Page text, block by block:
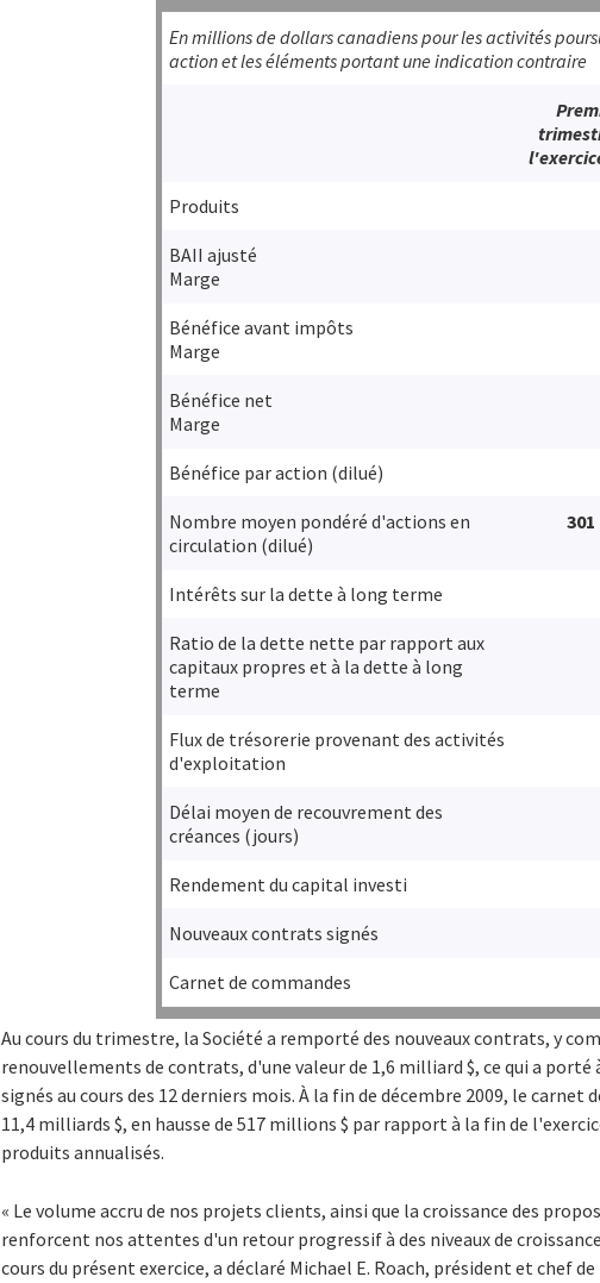
En millions de dollars canadiens pour les activités
action et les éléments portant une indication contraire
Produits
BAII ajusté
Marge
Bénéfice avant impôts
Marge
Bénéfice net
Marge
Bénéfice par action (dilué)
Nombre moyen pondéré d'actions en
circulation (dilué)
301
Intérêts sur la dette à long terme
Ratio de la dette nette par rapport aux
capitaux propres et à la dette à long
terme
Flux de trésorerie provenant des activités
d'exploitation
Délai moyen de recouvrement des
créances (jours)
Rendement du capital investi
Nouveaux contrats signés
Carnet de commandes
Au cours du trimestre, la Société a remporté des nouveaux contrats, y
renouvellements de contrats, d'une valeur de 1,6 milliard $, ce qui a
signés au cours des 12 derniers mois. À la fin de décembre 2009, le
11,4 milliards $, en hausse de 517 millions $ par rapport à la fin de
produits annualisés.
« Le volume accru de nos projets clients, ainsi que la croissance des
renforcent nos attentes d'un retour progressif à des niveaux de
cours du présent exercice, a déclaré Michael E. Roach, président et chef